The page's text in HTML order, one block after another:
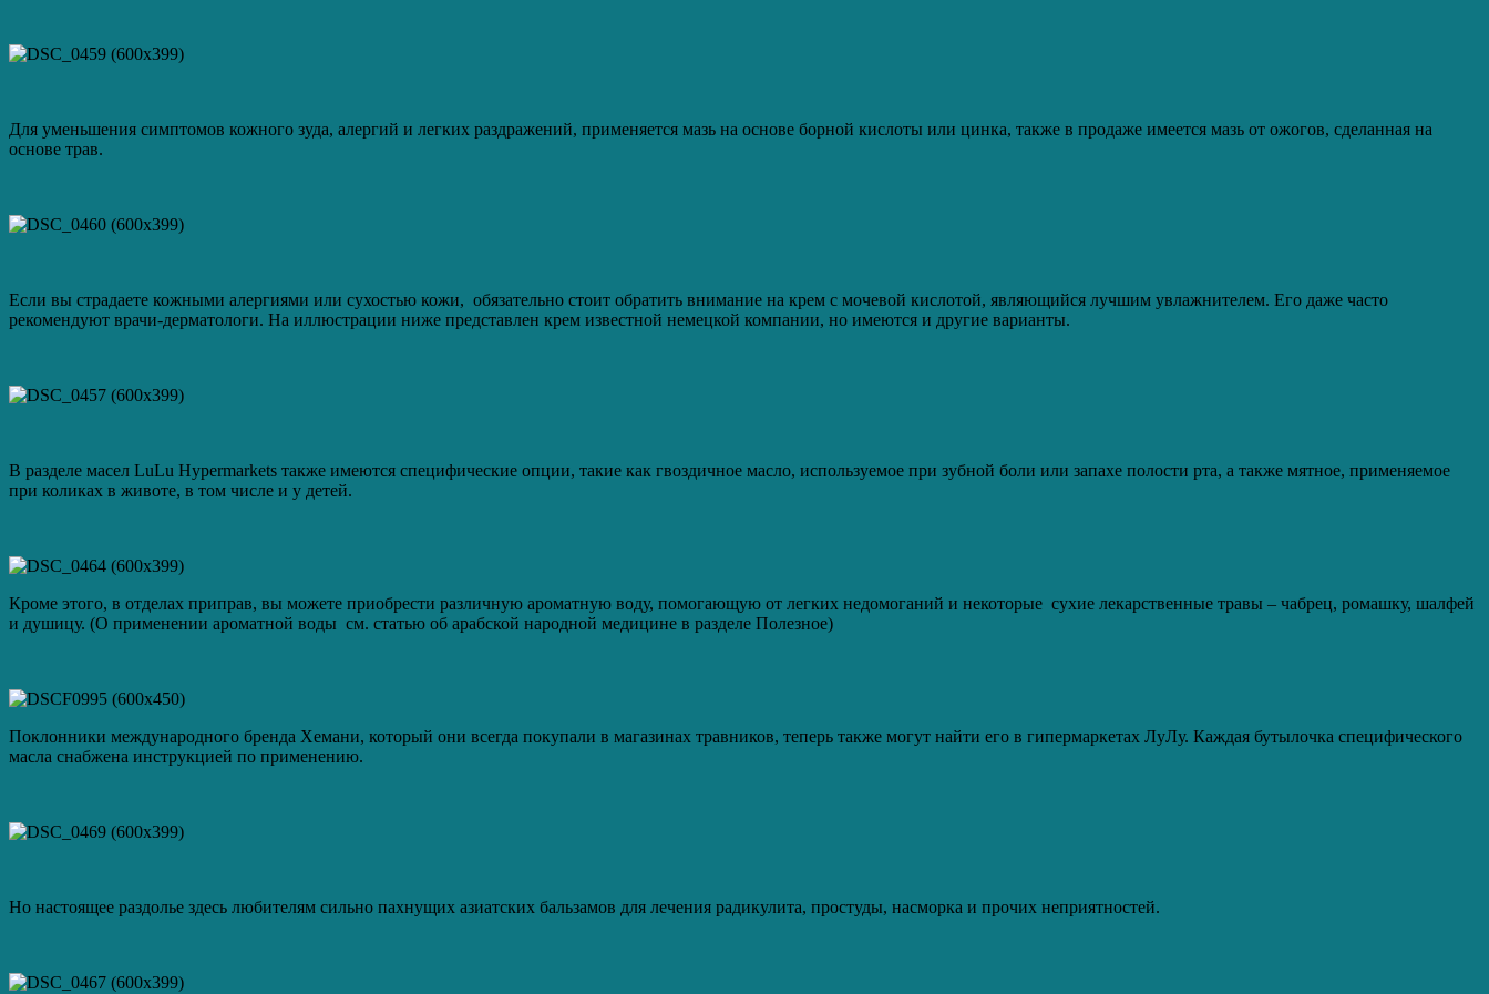
Для уменьшения симптомов кожного зуда, алергий и легких раздражений, применяется мазь на основе борной кислоты или цинка, также в продаже имеется мазь от ожогов, сделанная на
основе трав.
Если вы страдаете кожными алергиями или сухостью кожи, обязательно стоит обратить внимание на крем с мочевой кислотой, являющийся лучшим увлажнителем. Его даже часто
рекомендуют врачи-дерматологи. На иллюстрации ниже представлен крем известной немецкой компании, но имеются и другие варианты.
В разделе масел LuLu Hypermarkets также имеются специфические опции, такие как гвоздичное масло, используемое при зубной боли или запахе полости рта, а также мятное, применяемое
при коликах в животе, в том числе и у детей.
Кроме этого, в отделах приправ, вы можете приобрести различную ароматную воду, помогающую от легких недомоганий и некоторые сухие лекарственные травы – чабрец, ромашку, шалфей
и душицу. (О применении ароматной воды см. статью об арабской народной медицине в разделе Полезное)
Поклонники международного бренда Хемани, который они всегда покупали в магазинах травников, теперь также могут найти его в гипермаркетах ЛуЛу. Каждая бутылочка специфического
масла снабжена инструкцией по применению.
Но настоящее раздолье здесь любителям сильно пахнущих азиатских бальзамов для лечения радикулита, простуды, насморка и прочих неприятностей.